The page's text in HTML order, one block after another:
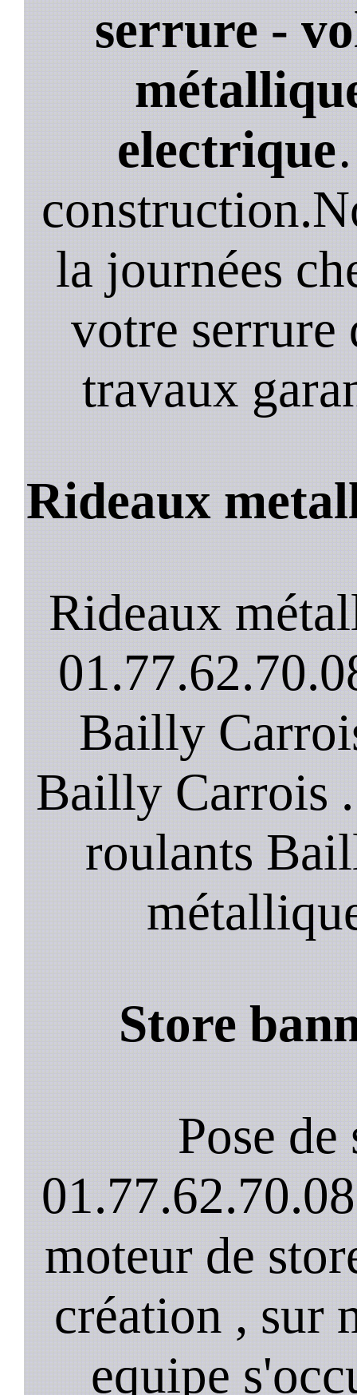
serrure -
electrique
la journées
votre serrure
travaux
Rideaux
Rideaux
Bailly
Bailly Carrois
roulants
Store
Pose de
moteur de
création , sur
equipe